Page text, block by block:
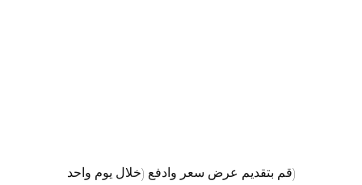
قم بتقديم عرض سعر وادفع (خلال يوم واحد)